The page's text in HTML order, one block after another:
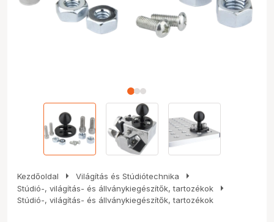
Kezdőoldal arrow_right Világítás és Stúdiótechnika arrow_right
Stúdió-, világítás- és állványkiegészítők, tartozékok arrow_right
Stúdió-, világítás- és állványkiegészítők, tartozékok